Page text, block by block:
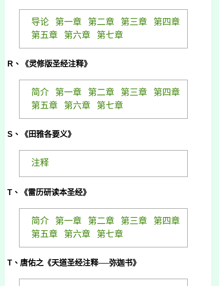
导论 第一章 第二章 第三章
第四章
第五章
第六章 第七章
R 、《灵修版圣经注释》
简介 第一章 第二章 第三章
第四章
第五章
第六章 第七章
S、《田雅各要义》
注释
T、《雷历研读本圣经》
简介 第一章 第二章 第三章
第四章
第五章
第六章 第七章
T 、唐佑之《天道圣经注释──弥迦书》